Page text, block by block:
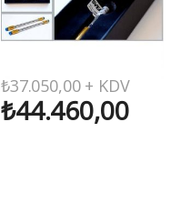
₺37.050,00+ KDV
₺44.460,00